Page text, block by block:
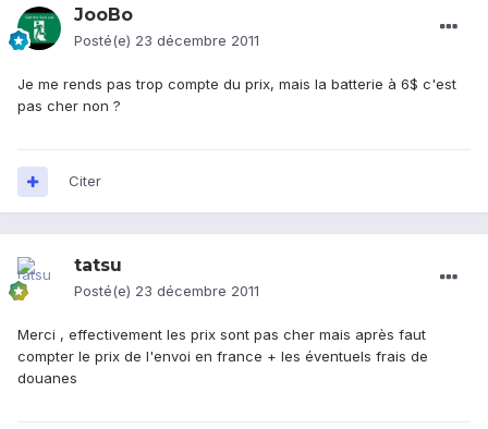
JooBo
Posté(e) 23 décembre 2011
Je me rends pas trop compte du prix, mais la batterie à 6$ c'est
pas cher non ?
Citer
tatsu
Posté(e) 23 décembre 2011
Merci , effectivement les prix sont pas cher mais après faut
compter le prix de l'envoi en france + les éventuels frais de
douanes